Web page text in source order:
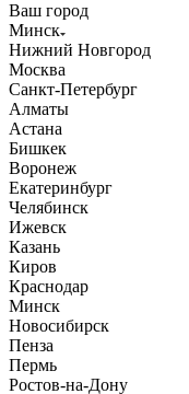
Ваш город
Минск
Нижний Новгород
Москва
Санкт-Петербург
Алматы
Астана
Бишкек
Воронеж
Екатеринбург
Челябинск
Ижевск
Казань
Киров
Краснодар
Минск
Новосибирск
Пенза
Пермь
Ростов-на-Дону